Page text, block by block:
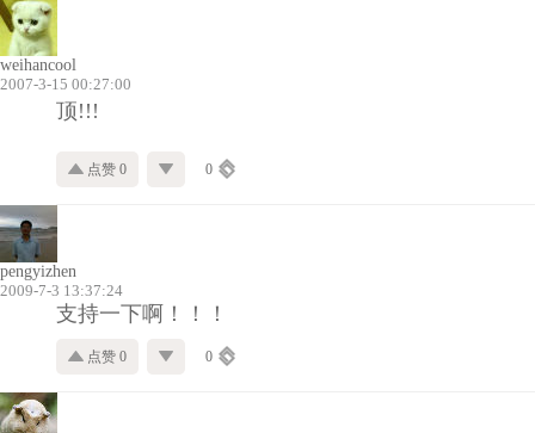
weihancool
2007-3-15 00:27:00
顶!!!
点赞 0 0
pengyizhen
2009-7-3 13:37:24
支持一下啊！！！
点赞 0 0